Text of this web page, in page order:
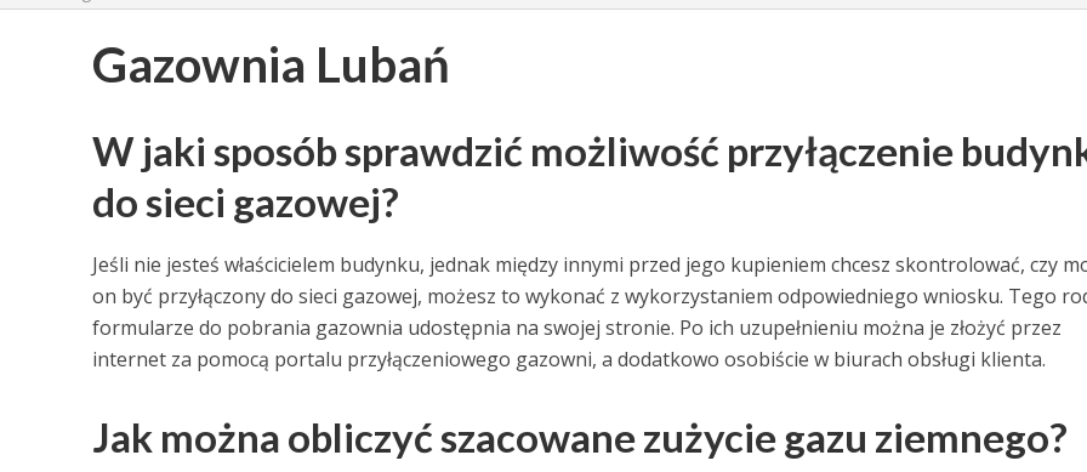
Gazownia Lubań
W jaki sposób sprawdzić możliwość przyłączenie
do sieci gazowej?
Jeśli nie jesteś właścicielem budynku, jednak między innymi przed jego kupieniem chcesz skontrolować, czy
on być przyłączony do sieci gazowej, możesz to wykonać z wykorzystaniem odpowiedniego wniosku. Tego
formularze do pobrania gazownia udostępnia na swojej stronie. Po ich uzupełnieniu można je złożyć przez
internet za pomocą portalu przyłączeniowego gazowni, a dodatkowo osobiście w biurach obsługi klienta.
Jak można obliczyć szacowane zużycie gazu ziemnego?